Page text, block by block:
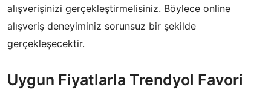
alışverişinizi gerçekleştirmelisiniz. Böylece online
alışveriş deneyiminiz sorunsuz bir şekilde
gerçekleşecektir.
Uygun Fiyatlarla Trendyol Favori